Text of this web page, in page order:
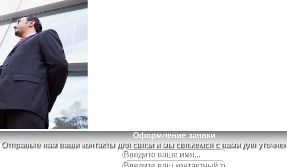
Оформление заявки
Отправьте нам ваши контакты для связи и мы свяжемся с вами для